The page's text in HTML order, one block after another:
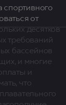
от
десятков
требований
бассейнов
и многие
и
что